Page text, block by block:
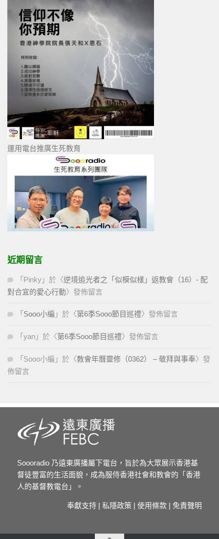
運用電台推廣生死教育
近期留言
「 Pinky 」於〈逆境追光者之「似模似樣」返教會（16）- 配
對合宜的愛心行動〉發佈留言
「 Sooo小編 」於〈第6季Sooo節目巡禮〉發佈留言
「 yan 」於〈第6季Sooo節目巡禮〉發佈留言
「 Sooo小編 」於〈教會年曆靈修（0362） – 敬拜與事奉〉發
佈留言
Soooradio 乃遠東廣播屬下電台，旨於為大眾展示香港基
督徒豐富的生活面貌，成為服侍香港社會和教會的「香港
人的基督教電台」。
奉獻支持 | 私隱政策 | 使用條款 | 免責聲明